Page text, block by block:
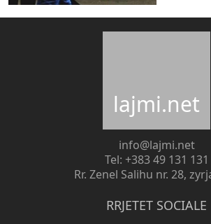
lajmi.net
info@lajmi.net
Tel: +383 49 131 131
Rr. Zenel Salihu nr. 28,
RRJETET SOCIALE